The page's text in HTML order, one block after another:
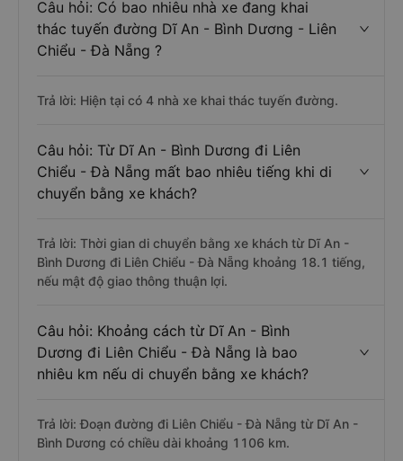
Câu hỏi: Có bao nhiêu nhà xe đang khai
thác tuyến đường Dĩ An - Bình Dương - Liên
Chiểu - Đà Nẵng ?
Trả lời: Hiện tại có 4 nhà xe khai thác tuyến đường.
Câu hỏi: Từ Dĩ An - Bình Dương đi Liên
Chiểu - Đà Nẵng mất bao nhiêu tiếng khi di
chuyển bằng xe khách?
Trả lời: Thời gian di chuyển bằng xe khách từ Dĩ An -
Bình Dương đi Liên Chiểu - Đà Nẵng khoảng 18.1 tiếng,
nếu mật độ giao thông thuận lợi.
Câu hỏi: Khoảng cách từ Dĩ An - Bình
Dương đi Liên Chiểu - Đà Nẵng là bao
nhiêu km nếu di chuyển bằng xe khách?
Trả lời: Đoạn đường đi Liên Chiểu - Đà Nẵng từ Dĩ An -
Bình Dương có chiều dài khoảng 1106 km.